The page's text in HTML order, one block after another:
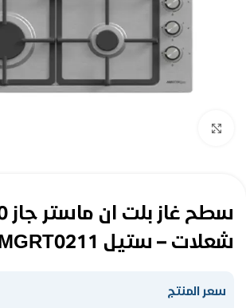
شعلات – ستيل MGRT0211
سعر المنتج